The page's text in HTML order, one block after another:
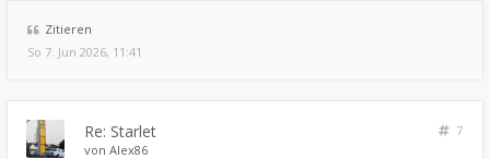
Zitieren
So 7. Jun 2026, 11:41
Re: Starlet
7
von Alex86